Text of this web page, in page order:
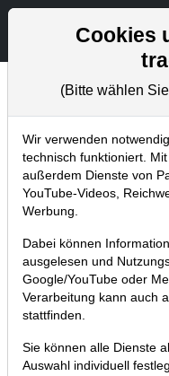
Aktuelles
Home Blog
TraderFox
Dienst The Big
08.03.2022 um 15:50 Uhr |
Cookies
(Bitte wählen
Wir verwenden
technisch funktioniert.
außerdem Dienste von
YouTube-Videos,
Werbung.
Dabei können
ausgelesen und
Google/YouTube oder
Verarbeitung kann auch
stattfinden.
Sie können alle Dienste
Auswahl individuell